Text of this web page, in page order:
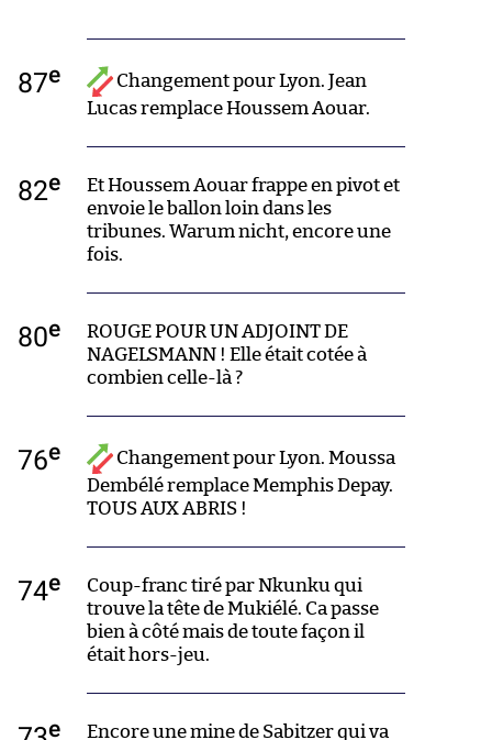
87e
Changement pour Lyon. Jean
Lucas remplace Houssem Aouar.
82e
Et Houssem Aouar frappe en pivot et
envoie le ballon loin dans les
tribunes. Warum nicht, encore une
fois.
80e
ROUGE POUR UN ADJOINT DE
NAGELSMANN ! Elle était cotée à
combien celle-là ?
76e
Changement pour Lyon. Moussa
Dembélé remplace Memphis Depay.
TOUS AUX ABRIS !
74e
Coup-franc tiré par Nkunku qui
trouve la tête de Mukiélé. Ca passe
bien à côté mais de toute façon il
était hors-jeu.
e
Encore une mine de Sabitzer qui va